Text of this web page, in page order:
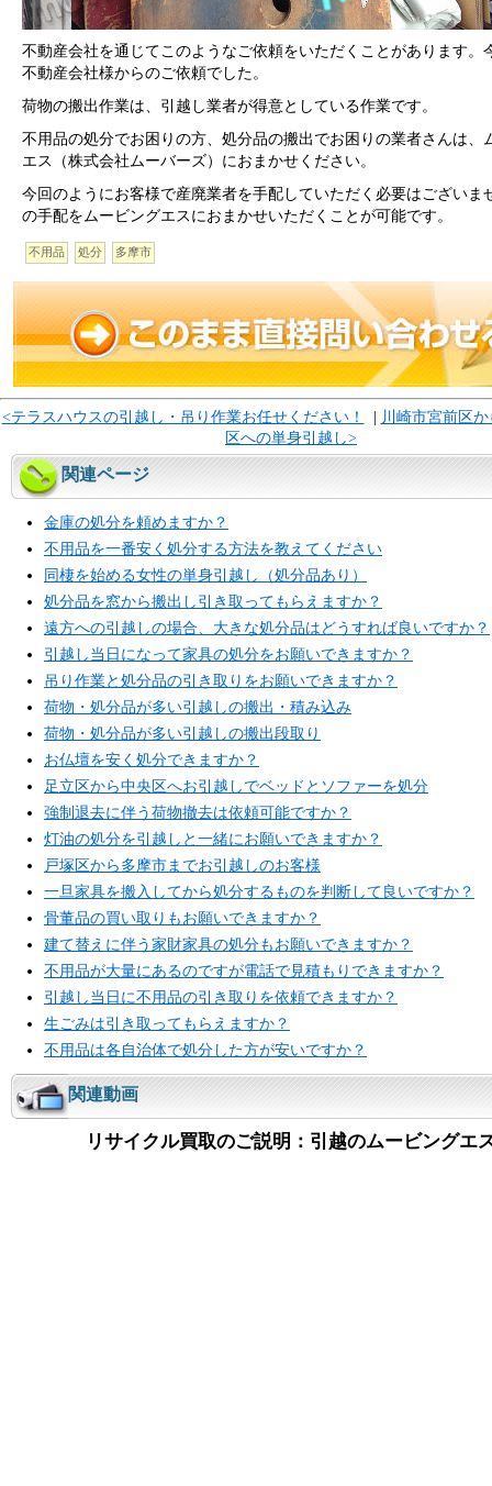
不動産会社を通じてこのようなご依頼をいただくことがあります。
不動産会社様からのご依頼でした。
荷物の搬出作業は、引越し業者が得意としている作業です。
不用品の処分でお困りの方、処分品の搬出でお困りの業者さんは、
エス（株式会社ムーバーズ）におまかせください。
今回のようにお客様で産廃業者を手配していただく必要はございま
の手配をムービングエスにおまかせいただくことが可能です。
不用品 処分 多摩市
<テラスハウスの引越し・吊り作業お任せください！ | 川崎市宮前区
区への単身引越し>
関連ページ
金庫の処分を頼めますか？
不用品を一番安く処分する方法を教えてください
同棲を始める女性の単身引越し（処分品あり）
処分品を窓から搬出し引き取ってもらえますか？
遠方への引越しの場合、大きな処分品はどうすれば良いですか？
引越し当日になって家具の処分をお願いできますか？
吊り作業と処分品の引き取りをお願いできますか？
荷物・処分品が多い引越しの搬出・積み込み
荷物・処分品が多い引越しの搬出段取り
お仏壇を安く処分できますか？
足立区から中央区へお引越しでベッドとソファーを処分
強制退去に伴う荷物撤去は依頼可能ですか？
灯油の処分を引越しと一緒にお願いできますか？
戸塚区から多摩市までお引越しのお客様
一旦家具を搬入してから処分するものを判断して良いですか？
骨董品の買い取りもお願いできますか？
建て替えに伴う家財家具の処分もお願いできますか？
不用品が大量にあるのですが電話で見積もりできますか？
引越し当日に不用品の引き取りを依頼できますか？
生ごみは引き取ってもらえますか？
不用品は各自治体で処分した方が安いですか？
関連動画
リサイクル買取のご説明：引越のムービングエ